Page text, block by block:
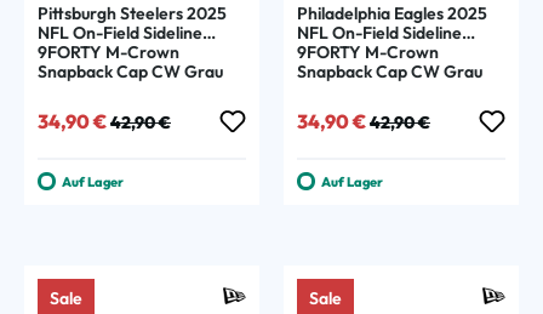
Pittsburgh Steelers 2025
NFL On-Field Sideline
9FORTY M-Crown
Snapback Cap CW Grau
Verkaufspreis:
34,90 € Regulärer Preis:
42,90 €
Auf Lager
Philadelphia Eagles 2025
NFL On-Field Sideline
9FORTY M-Crown
Snapback Cap CW Grau
Verkaufspreis:
34,90 € Regulärer Preis:
42,90 €
Auf Lager
Sale Sale